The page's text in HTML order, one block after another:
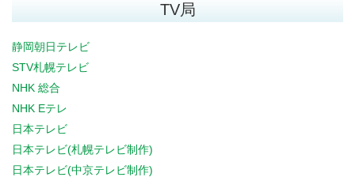
TV局
静岡朝日テレビ
STV札幌テレビ
NHK 総合
NHK Eテレ
日本テレビ
日本テレビ(札幌テレビ制作)
日本テレビ(中京テレビ制作)